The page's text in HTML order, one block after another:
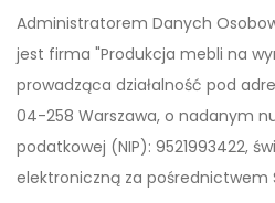
Administratorem Danych
jest firma "Produkcja mebli na
prowadząca działalność pod
04-258 Warszawa, o nadanym
podatkowej (NIP): 9521993422,
elektroniczną za pośrednictwem